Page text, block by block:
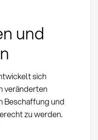
und
sich
veränderten
Beschaffung und
zu werden.